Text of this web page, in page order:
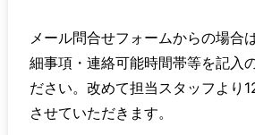
メール問合せフォームからの場合
細事項・連絡可能時間帯等を記入
ださい。改めて担当スタッフより
させていただきます。